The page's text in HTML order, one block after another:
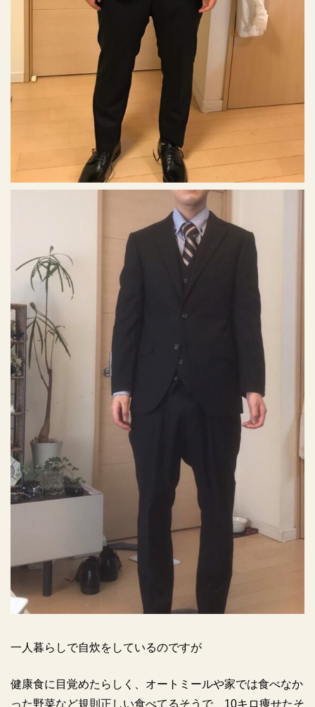
一人暮らしで自炊をしているのですが
健康食に目覚めたらしく、オートミールや家では食べなか
った野菜など規則正しい食べてるそうで、 10キロ痩せたそ